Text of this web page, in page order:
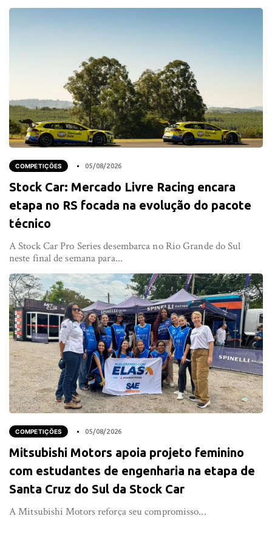
COMPETIÇÕES 05/08/2026
Stock Car: Mercado Livre Racing encara
etapa no RS focada na evolução do pacote
técnico
A Stock Car Pro Series desembarca no Rio Grande do Sul
neste final de semana para...
COMPETIÇÕES 05/08/2026
Mitsubishi Motors apoia projeto feminino
com estudantes de engenharia na etapa de
Santa Cruz do Sul da Stock Car
A Mitsubishi Motors reforça seu compromisso...